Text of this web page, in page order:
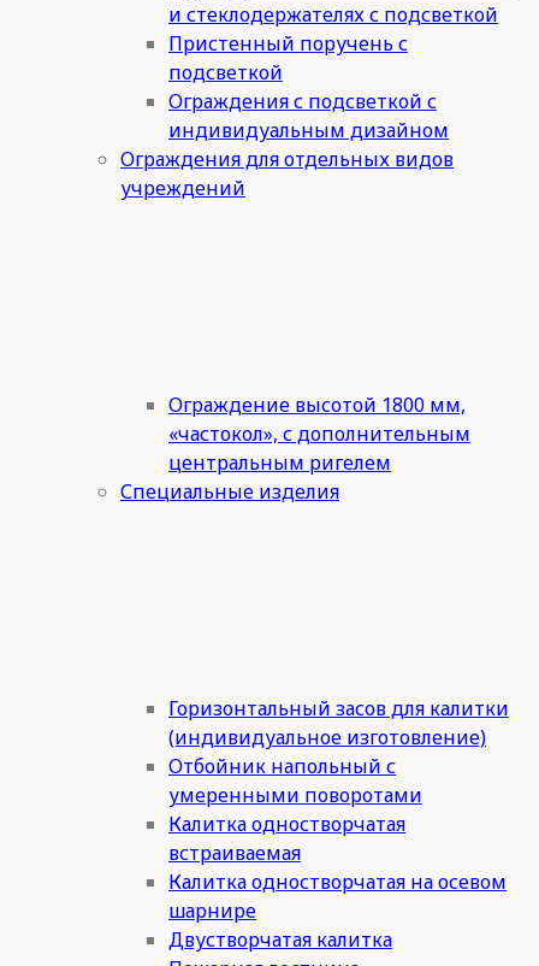
и стеклодержателях с подсветкой
Пристенный поручень с
подсветкой
Ограждения с подсветкой с
индивидуальным дизайном
Ограждения для отдельных видов
учреждений
Ограждение высотой 1800 мм,
«частокол», с дополнительным
центральным ригелем
Специальные изделия
Горизонтальный засов для калитки
(индивидуальное изготовление)
Отбойник напольный с
умеренными поворотами
Калитка одностворчатая
встраиваемая
Калитка одностворчатая на осевом
шарнире
Двустворчатая калитка